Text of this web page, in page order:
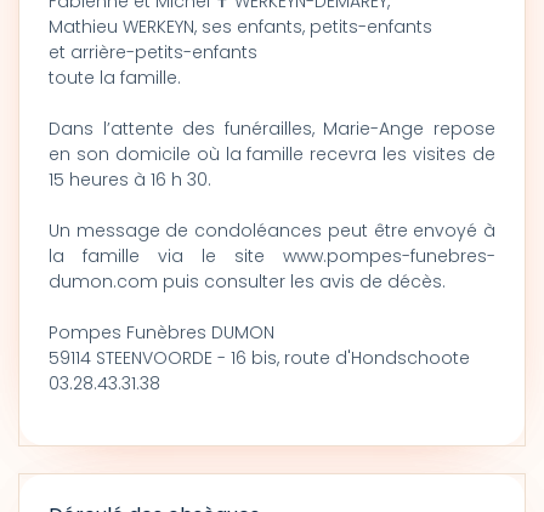
Mathieu WERKEYN, ses enfants, petits-enfants
et arrière-petits-enfants
toute la famille.
Dans l’attente des funérailles, Marie-Ange repose
en son domicile où la famille recevra les visites de
15 heures à 16 h 30.
Un message de condoléances peut être envoyé à
la famille via le site www.pompes-funebres-
dumon.com puis consulter les avis de décès.
Pompes Funèbres DUMON
59114 STEENVOORDE - 16 bis, route d'Hondschoote
03.28.43.31.38